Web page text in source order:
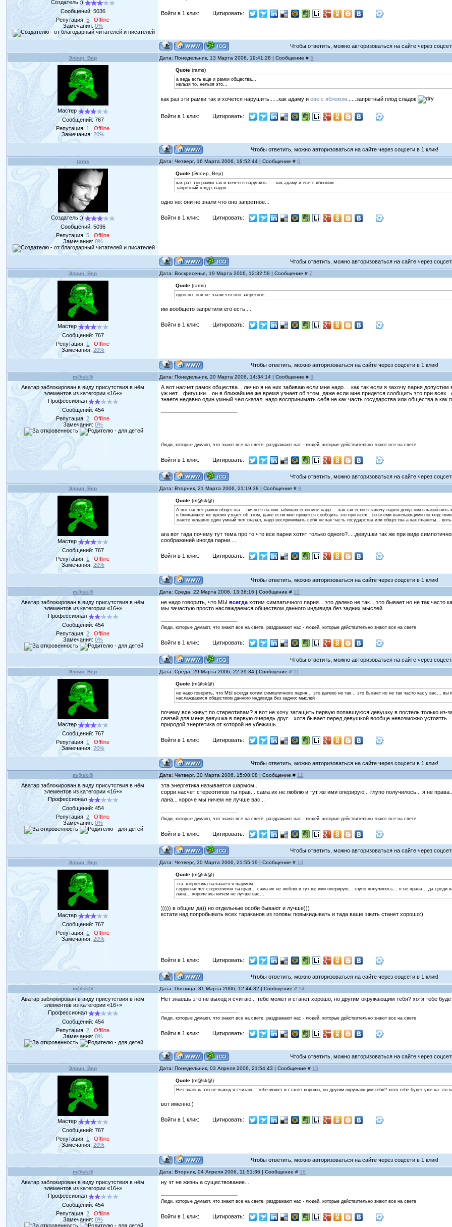
Создатель :)
Сообщений: 5036
Репутация:5
Offline
Замечания: 0%
Войти в 1 клик: Цитировать:
Чтобы ответить, можно авторизоваться на сайте через
Элоир_Вер Дата: Понедельник, 13 Марта 2006, 19:41:28 | Сообщение #5
Мастер
Сообщений: 767
Репутация: 1
Offline
Замечания: 20%
Quote (rams)
а ведь есть еще и рамки общества...
нельзя то, нельзя это...
как раз эти рамки так и хочется нарушить......как адаму иеве с яблоком ......запретный плод сладок
Войти в 1 клик: Цитировать:
Чтобы ответить, можно авторизоваться на сайте через соцсети в 1 клик!
rams Дата: Четверг, 16 Марта 2006, 18:52:44 | Сообщение #6
Создатель :)
Сообщений: 5036
Репутация:5
Offline
Замечания: 0%
Quote (Элоир_Вер)
как раз эти рамки так и хочется нарушить......как адаму и еве с яблоком......
запретный плод сладок
одно но: они не знали что оно запретное...
Войти в 1 клик: Цитировать:
Чтобы ответить, можно авторизоваться на сайте через
Элоир_Вер Дата: Воскресенье, 19 Марта 2006, 12:32:58 | Сообщение #7
Мастер
Сообщений: 767
Репутация: 1
Offline
Замечания: 20%
Quote (rams)
одно но: они не знали что оно запретное...
им вообщето запретили его есть....
Войти в 1 клик: Цитировать:
Чтобы ответить, можно авторизоваться на сайте через соцсети в 1 клик!
m@sk@ Дата: Понедельник, 20 Марта 2006, 14:34:14 | Сообщение #8
Аватар заблокирован в виду присутствия в нём
элементов из категории «16+»
Профессионал
Сообщений: 454
Репутация:2
Offline
Замечания: 0%
А вот насчет рамок общества... лично я на них забиваю если мне надо.... как так если я захочу парня
уж нет... фигушки... он в ближайшее же время узнает об этом, даже если мне придется сообщить это при
знаете недавно один умный чел сказал, надо воспринимать себя не как часть государства или общества а как
Люди, которые думают, что знают все на свете, раздражают нас - людей, которые действительно знают все на свете
Войти в 1 клик: Цитировать:
Чтобы ответить, можно авторизоваться на сайте через
Элоир_Вер Дата: Вторник, 21 Марта 2006, 21:19:38 | Сообщение #9
Мастер
Сообщений: 767
Репутация: 1
Offline
Замечания: 20%
Quote (m@sk@)
А вот насчет рамок общества... лично я на них забиваю если мне надо.... как так если я захочу парня допустим в какой-
в ближайшее же время узнает об этом, даже если мне придется сообщить это при всех.. со всеми вытекающими
знаете недавно один умный чел сказал, надо воспринимать себя не как часть государства или общества а как планеты...
ага вот тада почему тут тема про то что все парни хотят только одного?.....девушки так же при виде
соображений иногда парни....
Войти в 1 клик: Цитировать:
Чтобы ответить, можно авторизоваться на сайте через соцсети в 1 клик!
m@sk@ Дата: Среда, 22 Марта 2006, 13:36:16 | Сообщение # 10
Аватар заблокирован в виду присутствия в нём
элементов из категории «16+»
Профессионал
Сообщений: 454
Репутация:2
Offline
Замечания: 0%
не надо говорить, что МЫвсегда хотим симпатичного парня... это далеко не так... это бывает но не так
мы зачастую просто наслаждаемся обществом данного индивида без задних мыслей
Люди, которые думают, что знают все на свете, раздражают нас - людей, которые действительно знают все на свете
Войти в 1 клик: Цитировать:
Чтобы ответить, можно авторизоваться на сайте через
Элоир_Вер Дата: Среда, 29 Марта 2006, 22:39:34 | Сообщение # 11
Мастер
Сообщений: 767
Репутация: 1
Offline
Замечания: 20%
Quote (m@sk@)
не надо говорить, что МЫ всегда хотим симпатичного парня... это далеко не так... это бывает но не так часто как у вас...
наслаждаемся обществом данного индивида без задних мыслей
почему все живут по стереотипам? я вот не хочу затащить первую попавшуюся девушку в постель только
связей для меня девушка в первую очередь друг....хотя бывает перед девушкой вообще невозможно
природой энергетика от которой не убежишь...
Войти в 1 клик: Цитировать:
Чтобы ответить, можно авторизоваться на сайте через соцсети в 1 клик!
m@sk@ Дата: Четверг, 30 Марта 2006, 15:08:08 | Сообщение # 12
Аватар заблокирован в виду присутствия в нём
элементов из категории «16+»
Профессионал
Сообщений: 454
Репутация:2
Offline
Замечания: 0%
эта энергетика называется шармом..
сорри насчет стереотипов ты прав... сама их не люблю и тут же ими оперирую... глупо получилось... я не
лана... короче мы ничем не лучше вас...
Люди, которые думают, что знают все на свете, раздражают нас - людей, которые действительно знают все на свете
Войти в 1 клик: Цитировать:
Чтобы ответить, можно авторизоваться на сайте через
Элоир_Вер Дата: Четверг, 30 Марта 2006, 21:55:19 | Сообщение # 13
Мастер
Сообщений: 767
Репутация: 1
Offline
Замечания: 20%
Quote (m@sk@)
эта энергетика называется шармом..
сорри насчет стереотипов ты прав... сама их не люблю и тут же ими оперирую... глупо получилось... я не права... да среди
лана... короче мы ничем не лучше вас...
))))) в общем да)) но отдельные особи бывают и лучше)))
кстати над попробывать всех тараканов из головы повыкидывать и тада ваще эжить станет хорошо:)
Войти в 1 клик: Цитировать:
Чтобы ответить, можно авторизоваться на сайте через соцсети в 1 клик!
m@sk@ Дата: Пятница, 31 Марта 2006, 12:44:32 | Сообщение # 14
Аватар заблокирован в виду присутствия в нём
элементов из категории «16+»
Профессионал
Сообщений: 454
Репутация:2
Offline
Замечания: 0%
Нет знаешь это не выход я считаю... тебе может и станет хорошо, но другим окружающим тебя? хотя тебе
Люди, которые думают, что знают все на свете, раздражают нас - людей, которые действительно знают все на свете
Войти в 1 клик: Цитировать:
Чтобы ответить, можно авторизоваться на сайте через
Элоир_Вер Дата: Понедельник, 03 Апреля 2006, 21:54:43 | Сообщение # 15
Мастер
Сообщений: 767
Репутация: 1
Offline
Замечания: 20%
Quote (m@sk@)
Нет знаешь это не выход я считаю... тебе может и станет хорошо, но другим окружающим тебя? хотя тебе будет уже на это
вот именно;)
Войти в 1 клик: Цитировать:
Чтобы ответить, можно авторизоваться на сайте через соцсети в 1 клик!
m@sk@ Дата: Вторник, 04 Апреля 2006, 11:51:36 | Сообщение # 16
Аватар заблокирован в виду присутствия в нём
элементов из категории «16+»
Профессионал
Сообщений: 454
Репутация:2
Offline
Замечания: 0%
ну эт не жизнь а существование...
Люди, которые думают, что знают все на свете, раздражают нас - людей, которые действительно знают все на свете
Войти в 1 клик: Цитировать: